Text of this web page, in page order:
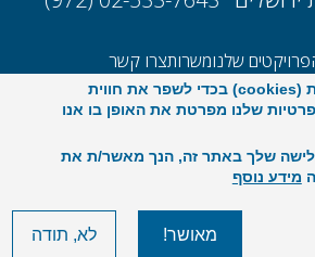
שלנומשרותצרו קשר
E-commerceסקר ביצועים 2025
אתר זה משתמש בקוקיות (cookies) בכדי לשפר את חווית
שלנו מפרטת את האופן בו אנו
שלך באתר זה, הנך מאשר/ת את
מידע נוסף
מאושר! לא, תודה